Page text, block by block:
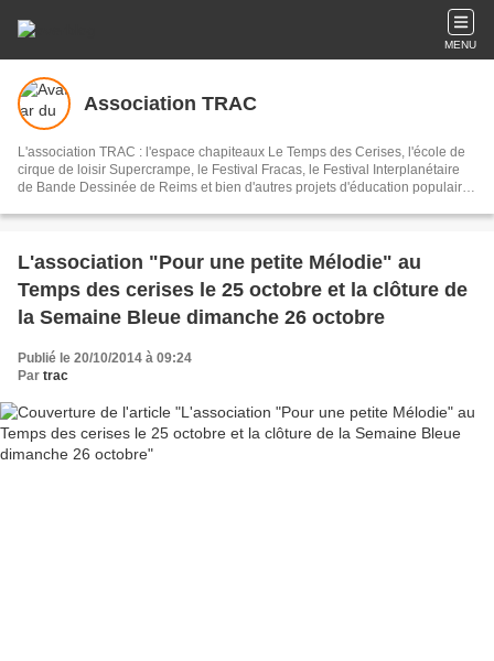
MENU
Association TRAC
L'association TRAC : l'espace chapiteaux Le Temps des Cerises, l'école de
cirque de loisir Supercrampe, le Festival Fracas, le Festival Interplanétaire
de Bande Dessinée de Reims et bien d'autres projets d'éducation populaire
L'association "Pour une petite Mélodie" au
Temps des cerises le 25 octobre et la clôture de
la Semaine Bleue dimanche 26 octobre
Publié le 20/10/2014 à 09:24
Par trac